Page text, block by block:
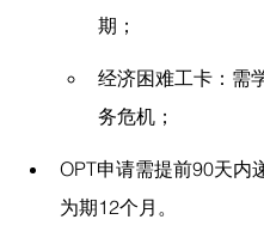
期；
经济困难工卡：需
务危机；
OPT申请需提前90天内
为期12个月。